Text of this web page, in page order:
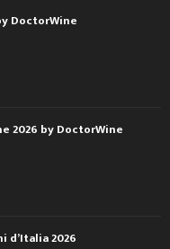
DoctorWine
2026 by DoctorWine
d’Italia 2026